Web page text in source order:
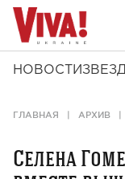
НОВОСТИ
ГЛАВНАЯ АРХИВ
Селена